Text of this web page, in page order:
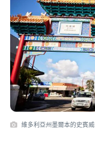
維多利亞州墨爾本的史賓